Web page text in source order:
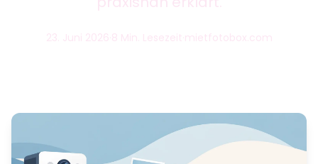
23. Juni 2026 8 Min. Lesezeit mietfotobox.com